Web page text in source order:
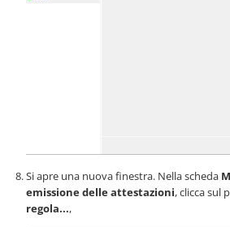
Si apre una nuova finestra. Nella scheda
emissione delle attestazioni, clicca sul
regola...,